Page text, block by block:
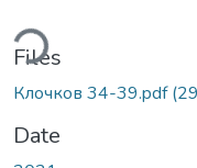
Files
Клочков 34-39.pdf
Date